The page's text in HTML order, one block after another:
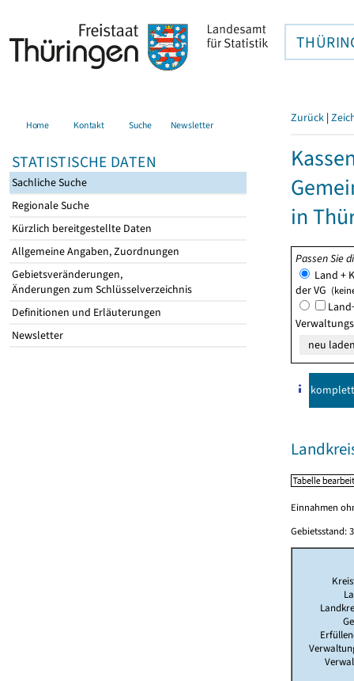
Home Kontakt Suche Newsletter
STATISTISCHE DATEN
Sachliche Suche
Regionale Suche
Kürzlich bereitgestellte Daten
Allgemeine Angaben, Zuordnungen
Gebietsveränderungen,
Änderungen zum Schlüsselverzeichnis
Definitionen und Erläuterungen
Newsletter
Zurück |
in
Passen Sie
Land +
der VG
komplett
Einnahmen
Gebietsstand: